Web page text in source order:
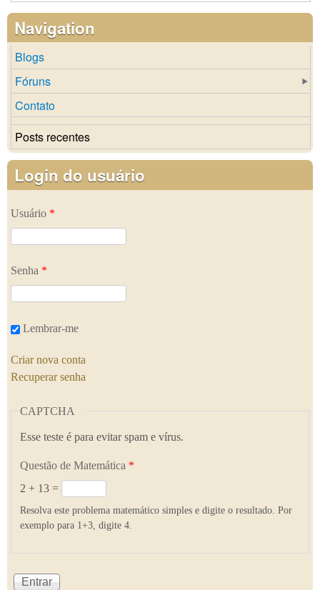
Navigation
Blogs
Fóruns
Contato
Posts recentes
Login do usuário
Usuário *
Senha *
Lembrar-me
Criar nova conta
Recuperar senha
CAPTCHA
Esse teste é para evitar spam e vírus.
Questão de Matemática *
2 + 13 =
Resolva este problema matemático simples e digite o resultado. Por
exemplo para 1+3, digite 4.